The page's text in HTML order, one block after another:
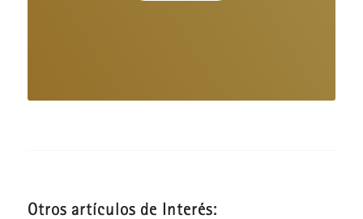
Otros artículos de Interés: